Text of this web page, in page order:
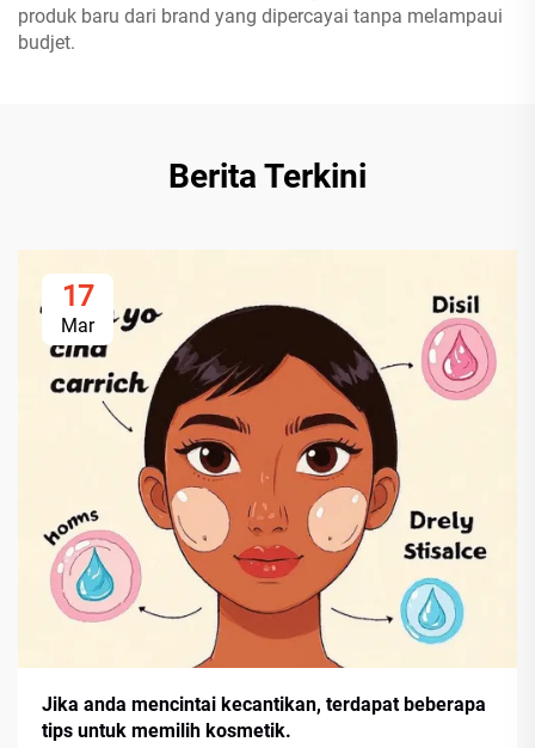
produk baru dari brand yang dipercayai tanpa melampaui
budjet.
Berita Terkini
17
Mar
Jika anda mencintai kecantikan, terdapat beberapa
tips untuk memilih kosmetik.